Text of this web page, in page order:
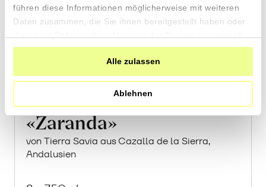
führen diese Informationen möglicherweise mit weiteren
Daten zusammen, die Sie ihnen bereitgestellt haben oder
haben.
Alle zulassen
Ablehnen
«Zaranda»
von Tierra Savia aus Cazalla de la Sierra,
Andalusien